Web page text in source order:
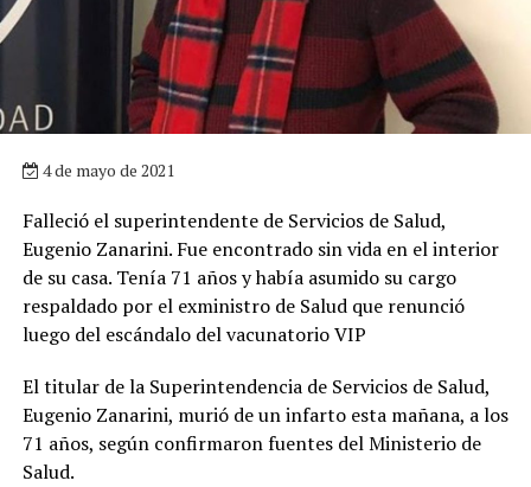
4 de mayo de 2021
Falleció el superintendente de Servicios de Salud,
Eugenio Zanarini. Fue encontrado sin vida en el interior
de su casa. Tenía 71 años y había asumido su cargo
respaldado por el exministro de Salud que renunció
luego del escándalo del vacunatorio VIP
El titular de la Superintendencia de Servicios de Salud,
Eugenio Zanarini, murió de un infarto esta mañana, a los
71 años, según confirmaron fuentes del Ministerio de
Salud.